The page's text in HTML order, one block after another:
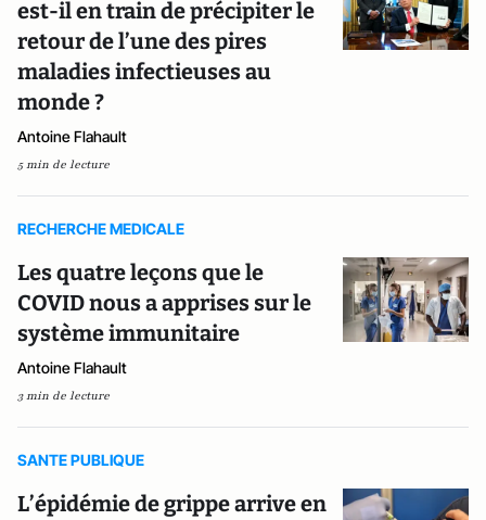
est-il en train de précipiter le
retour de l’une des pires
maladies infectieuses au
monde ?
Antoine Flahault
5 min de lecture
RECHERCHE MEDICALE
Les quatre leçons que le
COVID nous a apprises sur le
système immunitaire
Antoine Flahault
3 min de lecture
SANTE PUBLIQUE
L’épidémie de grippe arrive en